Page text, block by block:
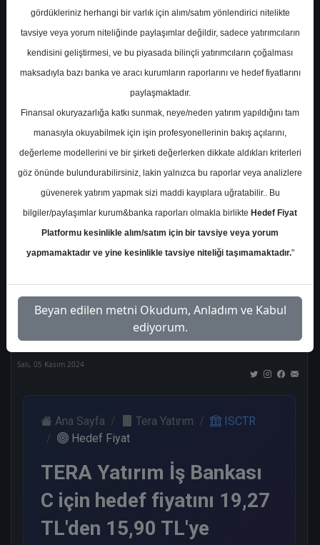
En Yüksek Tahmin 23,36 ₺
Ortalama Fiyat Tahmini 19,32 ₺
Ortalama Getiri Potansiyeli %56.30
Kurum Sayısı
21
Al
10
Tut
1
End.
Get.
3
Endeks
Get.
4
Tavsiye
1
Salı, 05 Kasım 2024
Ana Sayfa Tera Yatırım
ISCTR
Hedef Fiyat
TERA Yatırım İş Bankası
C için hedef fiyatını 19,27
TL'den 15,90 TL'ye
gördükleriniz herhangi bir varlık için alım/satım yönlendirici nitelikte
tavsiye veya yorum niteliğinde paylaşımlar değildir, sadece yatırımcıların
kendisini geliştirmesi, ve bu piyasada bilinçli yatırımcıların çoğalması
maksadıyla bazı banka ve aracı kurumların raporlarını ve hedef fiyatlarını
paylaşmaktadır.
Finansal okuryazarlığa katkı sunmak, neye/neden yatırım yapıldığını tam
manasıyla okuyabilmek için işin profesyonellerinin bakış açılarını,
değerleme modellerini ve bir şirketi değerlerken dikkate aldıkları kriterleri
göz önünde bulundurabilirsiniz, lakin yalnızca bu raporlar veya analizlere
güvenerek yatırım yapmak sizi maddi kayıplara uğratabilir.. Bu
bilgiler/paylaşımlar kurum&banka raporları olmakla birlikte Hedef Fiyat
Platformu kesinlikle alım/satım için bir tavsiye veya yorum
yapmamaktadır ve yine kesinlikle tavsiye niteliği taşımamaktadır."
Beyan edilen metni Okudum, Anladım ve Kabul
ediyorum.